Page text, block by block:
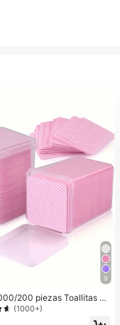
9
200 piezas Toallitas de
de uñas - Almohadillas pro
sin pelusa para quitar es
(1000+)